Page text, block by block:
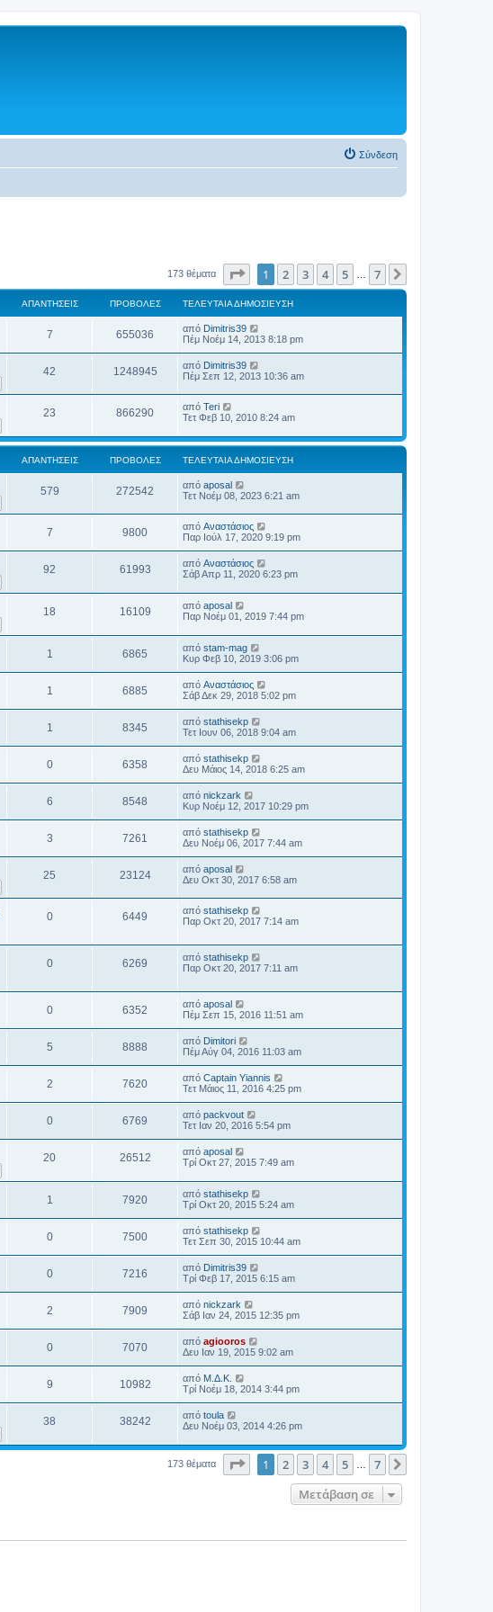
Σύνδεση
173 θέματα Σελίδα1 από 7
1 2 3 4 5 7
ΑΠΑΝΤΉΣΕΙΣ ΠΡΟΒΟΛΈΣ ΤΕΛΕΥΤΑΊΑ ΔΗΜΟΣΊΕΥΣΗ
7 655036 από Dimitris39
Πέμ Νοέμ 14, 2013 8:18 pm
42 1248945 από Dimitris39
Πέμ Σεπ 12, 2013 10:36 am
23 866290 από Teri
Τετ Φεβ 10, 2010 8:24 am
ΑΠΑΝΤΉΣΕΙΣ ΠΡΟΒΟΛΈΣ ΤΕΛΕΥΤΑΊΑ ΔΗΜΟΣΊΕΥΣΗ
579 272542 από aposal
Τετ Νοέμ 08, 2023 6:21 am
7 9800 από Αναστάσιος
Παρ Ιούλ 17, 2020 9:19 pm
92 61993 από Αναστάσιος
Σάβ Απρ 11, 2020 6:23 pm
18 16109 από aposal
Παρ Νοέμ 01, 2019 7:44 pm
1 6865 από stam-mag
Κυρ Φεβ 10, 2019 3:06 pm
1 6885 από Αναστάσιος
Σάβ Δεκ 29, 2018 5:02 pm
1 8345 από stathisekp
Τετ Ιουν 06, 2018 9:04 am
0 6358 από stathisekp
Δευ Μάιος 14, 2018 6:25 am
6 8548 από nickzark
Κυρ Νοέμ 12, 2017 10:29 pm
3 7261 από stathisekp
Δευ Νοέμ 06, 2017 7:44 am
25 23124 από aposal
Δευ Οκτ 30, 2017 6:58 am
0 6449 από stathisekp
Παρ Οκτ 20, 2017 7:14 am
0 6269 από stathisekp
Παρ Οκτ 20, 2017 7:11 am
0 6352 από aposal
Πέμ Σεπ 15, 2016 11:51 am
5 8888 από Dimitori
Πέμ Αύγ 04, 2016 11:03 am
2 7620 από Captain Yiannis
Τετ Μάιος 11, 2016 4:25 pm
0 6769 από packvout
Τετ Ιαν 20, 2016 5:54 pm
20 26512 από aposal
Τρί Οκτ 27, 2015 7:49 am
1 7920 από stathisekp
Τρί Οκτ 20, 2015 5:24 am
0 7500 από stathisekp
Τετ Σεπ 30, 2015 10:44 am
0 7216 από Dimitris39
Τρί Φεβ 17, 2015 6:15 am
2 7909 από nickzark
Σάβ Ιαν 24, 2015 12:35 pm
0 7070 από agiooros
Δευ Ιαν 19, 2015 9:02 am
9 10982 από Μ.Δ.Κ.
Τρί Νοέμ 18, 2014 3:44 pm
38 38242 από toula
Δευ Νοέμ 03, 2014 4:26 pm
173 θέματα Σελίδα1 από 7
1 2 3 4 5 7
Μετάβαση σε